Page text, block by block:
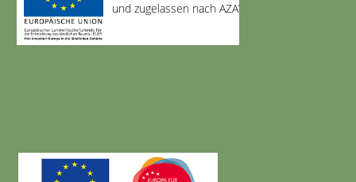
und zugelassen nach AZAV